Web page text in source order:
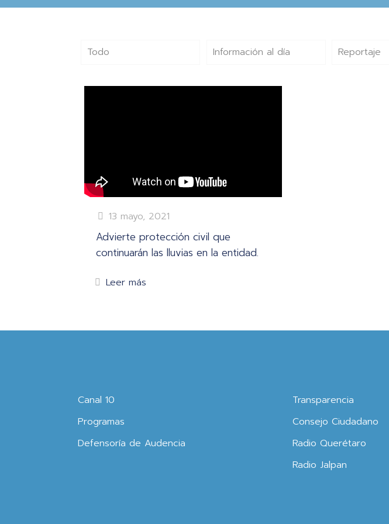
Todo Información al día Reportaje
13 mayo, 2021
Advierte protección civil que
continuarán las lluvias en la entidad.
Leer más
Canal 10
Programas
Defensoría de Audencia
Transparencia
Consejo Ciudadano
Radio Querétaro
Radio Jalpan